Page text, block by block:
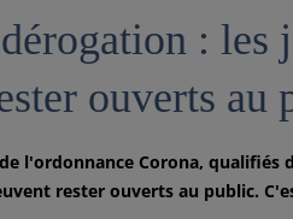
: les
ouverts au
l'ordonnance Corona,
rester ouverts au public.